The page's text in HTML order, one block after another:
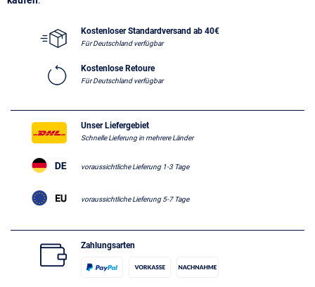
Kostenloser Standardversand ab 40€
Für Deutschland verfügbar
Kostenlose Retoure
Für Deutschland verfügbar
Unser Liefergebiet
Schnelle Lieferung in mehrere Länder
voraussichtliche Lieferung 1-3 Tage
voraussichtliche Lieferung 5-7 Tage
Zahlungsarten